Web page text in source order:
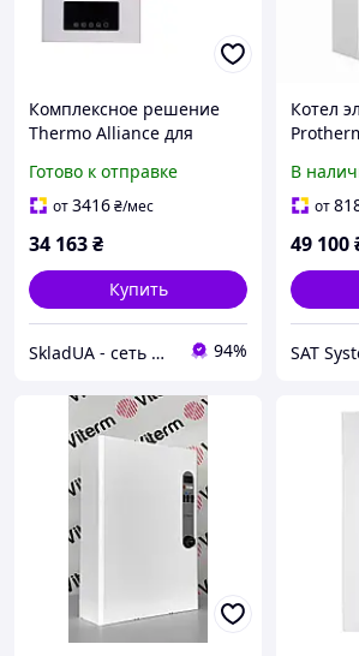
Комплексное решение
Thermo Alliance для
электрический котел 24
кВт + провинный
Готово к отправке
от3416₴/мес
34 163₴
Купить
SkladUA - сеть магазинов сантехники и бытовой техники 94%
Котел
шиной
В
от
49 100
SAT